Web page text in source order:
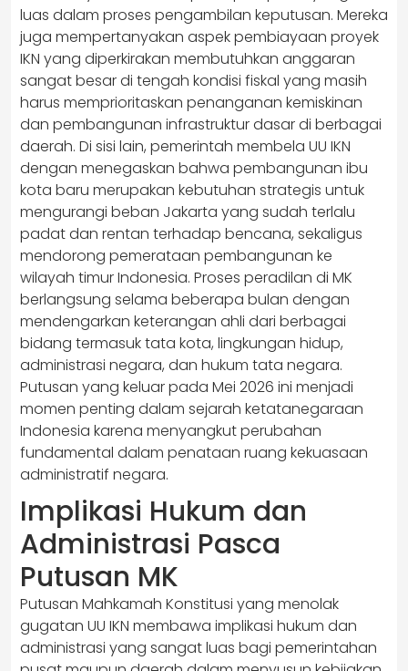
luas dalam proses pengambilan keputusan. Mereka
juga mempertanyakan aspek pembiayaan proyek
IKN yang diperkirakan membutuhkan anggaran
sangat besar di tengah kondisi fiskal yang masih
harus memprioritaskan penanganan kemiskinan
dan pembangunan infrastruktur dasar di berbagai
daerah. Di sisi lain, pemerintah membela UU IKN
dengan menegaskan bahwa pembangunan ibu
kota baru merupakan kebutuhan strategis untuk
mengurangi beban Jakarta yang sudah terlalu
padat dan rentan terhadap bencana, sekaligus
mendorong pemerataan pembangunan ke
wilayah timur Indonesia. Proses peradilan di MK
berlangsung selama beberapa bulan dengan
mendengarkan keterangan ahli dari berbagai
bidang termasuk tata kota, lingkungan hidup,
administrasi negara, dan hukum tata negara.
Putusan yang keluar pada Mei 2026 ini menjadi
momen penting dalam sejarah ketatanegaraan
Indonesia karena menyangkut perubahan
fundamental dalam penataan ruang kekuasaan
administratif negara.
Implikasi Hukum dan
Administrasi Pasca
Putusan MK
Putusan Mahkamah Konstitusi yang menolak
gugatan UU IKN membawa implikasi hukum dan
administrasi yang sangat luas bagi pemerintahan